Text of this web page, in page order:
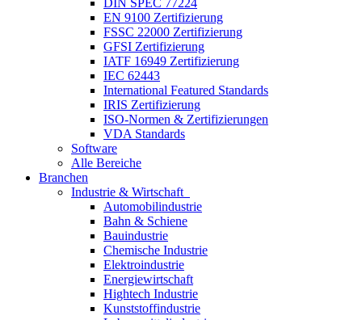
DIN SPEC 77224
EN 9100 Zertifizierung
FSSC 22000 Zertifizierung
GFSI Zertifizierung
IATF 16949 Zertifizierung
IEC 62443
International Featured Standards
IRIS Zertifizierung
ISO-Normen & Zertifizierungen
VDA Standards
Software
Alle Bereiche
Branchen
Industrie & Wirtschaft
Automobilindustrie
Bahn & Schiene
Bauindustrie
Chemische Industrie
Elektroindustrie
Energiewirtschaft
Hightech Industrie
Kunststoffindustrie